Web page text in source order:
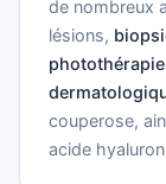
de nombreux
lésions,
couperose,
acide